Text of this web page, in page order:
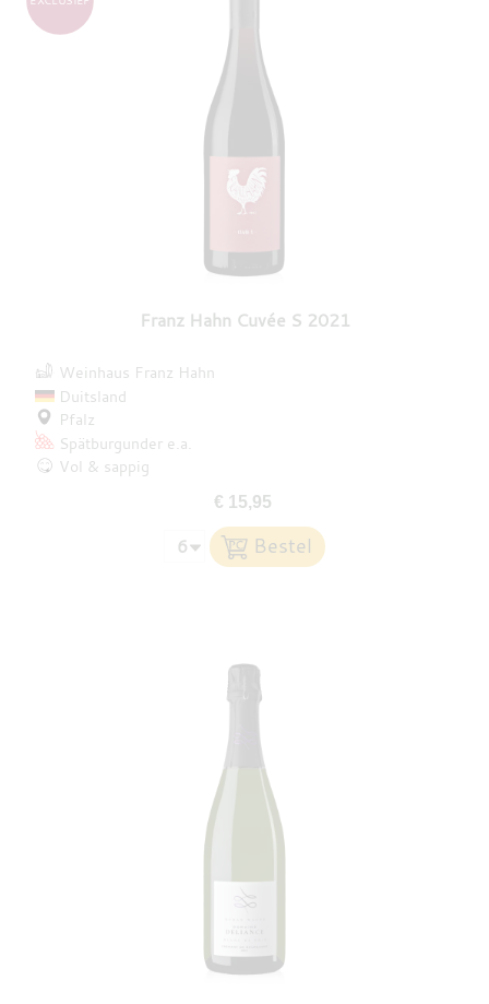
Franz Hahn Cuvée S 2021
Weinhaus Franz Hahn
Duitsland
Pfalz
Spätburgunder e.a.
Vol & sappig
€ 15,95